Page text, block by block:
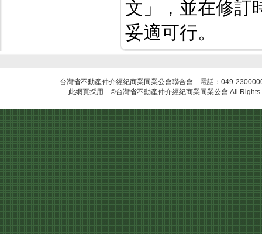
文」，並在修訂
妥適可行。
台灣省不動產仲介經紀商業同業公會聯合會 電話：049-
此網頁採用 ©台灣省不動產仲介經紀商業同業公會 All Rights